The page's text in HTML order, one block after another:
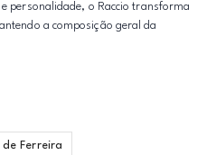
personalidade, o Raccio transforma
a composição geral da
de Ferreira